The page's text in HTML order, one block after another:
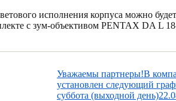
исполнения корпуса можно
с зум-объективом PENTAX DA L
Уважаемы партнеры!В
установлен следующий
суббота (выходной